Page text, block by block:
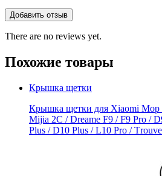
There are no reviews yet.
Похожие товары
Крышка щетки
Крышка щетки для Xiaomi Mоp
Мijia 2C / Drеame F9 / F9 Prо /
Рlus / D10 Рlus / L10 Рro /